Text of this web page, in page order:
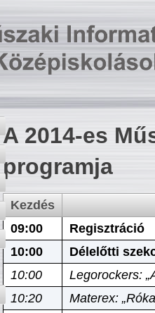
A 2014-es
programja
Kezdés
09:00
Regisztráció
10:00
Délelőtti
10:00
Legorockers:
10:20
Materex: